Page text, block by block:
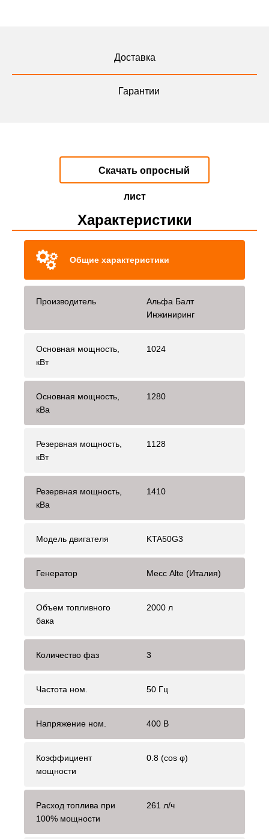
Доставка
Гарантии
Скачать опросный
лист
Характеристики
Общие характеристики
Производитель
Альфа Балт
Инжиниринг
Основная мощность,
кВт
1024
Основная мощность,
кВа
1280
Резервная мощность,
кВт
1128
Резервная мощность,
кВа
1410
Модель двигателя KTA50G3
Генератор Mecc Alte (Италия)
Объем топливного
бака
2000 л
Количество фаз 3
Частота ном. 50 Гц
Напряжение ном. 400 В
Коэффициент
мощности
0.8 (cos φ)
Расход топлива при
100% мощности
261 л/ч